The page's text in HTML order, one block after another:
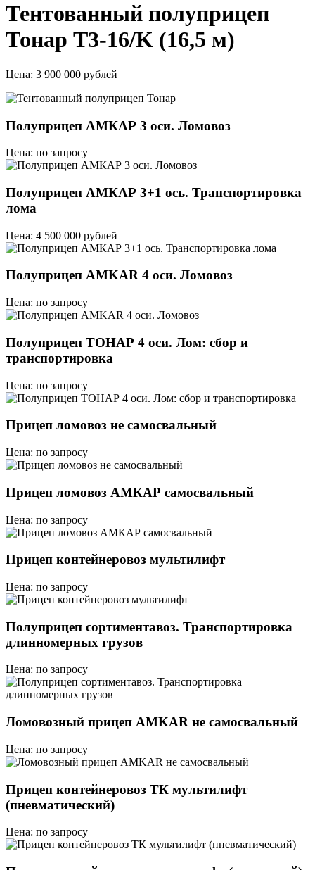
Тентованный полуприцеп
Тонар T3-16/K (16,5 м)
Цена: 3 900 000 рублей
Полуприцеп АМКАР 3 оси. Ломовоз
Цена: по запросу
Полуприцеп АМКАР 3+1 ось. Транспортировка
лома
Цена: 4 500 000 рублей
Полуприцеп AMKAR 4 оси. Ломовоз
Цена: по запросу
Полуприцеп ТОНАР 4 оси. Лом: сбор и
транспортировка
Цена: по запросу
Прицеп ломовоз не самосвальный
Цена: по запросу
Прицеп ломовоз АМКАР самосвальный
Цена: по запросу
Прицеп контейнеровоз мультилифт
Цена: по запросу
Полуприцеп сортиментавоз. Транспортировка
длинномерных грузов
Цена: по запросу
Ломовозный прицеп AMKAR не самосвальный
Цена: по запросу
Прицеп контейнеровоз ТК мультилифт
(пневматический)
Цена: по запросу